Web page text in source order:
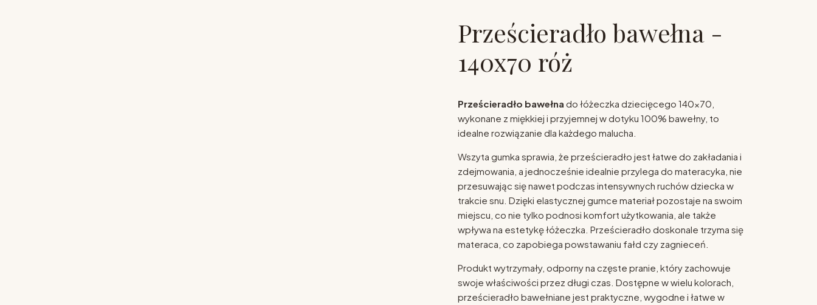
Prześcieradło bawełna -
140x70 róż
Prześcieradło bawełna do łóżeczka dziecięcego 140x70,
wykonane z miękkiej i przyjemnej w dotyku 100% bawełny, to
idealne rozwiązanie dla każdego malucha.
Wszyta gumka sprawia, że prześcieradło jest łatwe do zakładania i
zdejmowania, a jednocześnie idealnie przylega do materacyka, nie
przesuwając się nawet podczas intensywnych ruchów dziecka w
trakcie snu. Dzięki elastycznej gumce materiał pozostaje na swoim
miejscu, co nie tylko podnosi komfort użytkowania, ale także
wpływa na estetykę łóżeczka. Prześcieradło doskonale trzyma się
materaca, co zapobiega powstawaniu fałd czy zagnieceń.
Produkt wytrzymały, odporny na częste pranie, który zachowuje
swoje właściwości przez długi czas. Dostępne w wielu kolorach,
prześcieradło bawełniane jest praktyczne, wygodne i łatwe w